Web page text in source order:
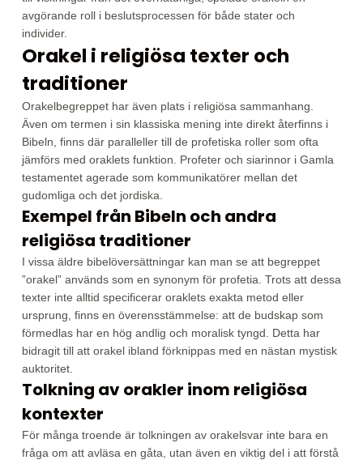
avgörande roll i beslutsprocessen för både stater och
individer.
Orakel i religiösa texter och
traditioner
Orakelbegreppet har även plats i religiösa sammanhang.
Även om termen i sin klassiska mening inte direkt återfinns i
Bibeln, finns där paralleller till de profetiska roller som ofta
jämförs med oraklets funktion. Profeter och siarinnor i Gamla
testamentet agerade som kommunikatörer mellan det
gudomliga och det jordiska.
Exempel från Bibeln och andra
religiösa traditioner
I vissa äldre bibelöversättningar kan man se att begreppet
”orakel” används som en synonym för profetia. Trots att dessa
texter inte alltid specificerar oraklets exakta metod eller
ursprung, finns en överensstämmelse: att de budskap som
förmedlas har en hög andlig och moralisk tyngd. Detta har
bidragit till att orakel ibland förknippas med en nästan mystisk
auktoritet.
Tolkning av orakler inom religiösa
kontexter
För många troende är tolkningen av orakelsvar inte bara en
fråga om att avläsa en gåta, utan även en viktig del i att förstå